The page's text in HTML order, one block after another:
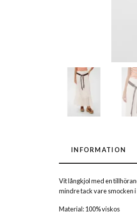
INFORMATION
Vit långkjol med en
mindre tack vare smocken
Material: 100% viskos